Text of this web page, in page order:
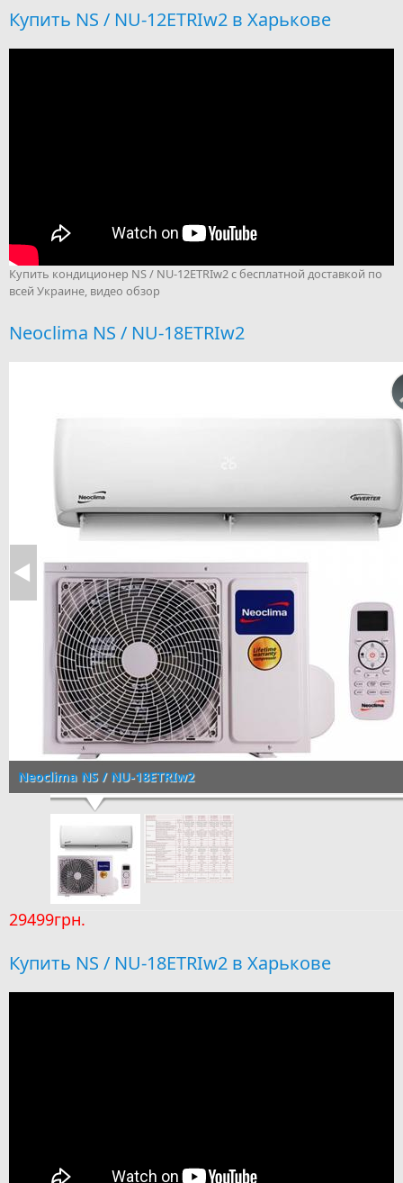
Купить NS / NU-12ETRIw2 в Харькове
Купить кондиционер NS / NU-12ETRIw2 с бесплатной доставкой по
всей Украине, видео обзор
Neoclima NS / NU-18ETRIw2
Neoclima NS / NU-18ETRIw2
29499грн.
Купить NS / NU-18ETRIw2 в Харькове